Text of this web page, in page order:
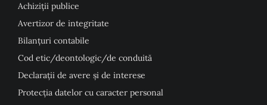
Achiziții publice
Avertizor de integritate
Bilanțuri contabile
Cod etic/deontologic/de conduită
Declarații de avere și de interese
Protecția datelor cu caracter personal